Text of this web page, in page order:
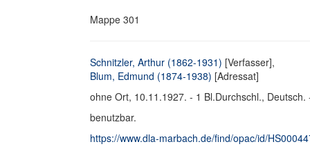
Mappe 301
Schnitzler, Arthur (1862-1931) [Verfasser],
Blum, Edmund (1874-1938) [Adressat]
ohne Ort, 10.11.1927. - 1 Bl.Durchschl., Deutsch.
benutzbar.
https://www.dla-marbach.de/find/opac/id/